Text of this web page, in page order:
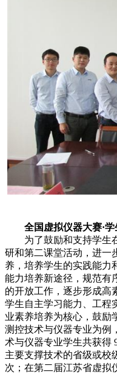
全国虚拟仪器大赛·
为了鼓励和支持学生在
研和第二课堂活动，进一
养，培养学生的实践能力
能力培养新途径，规范有
的开放工作，逐步形成高
学生自主学习能力、工程
业素养培养为核心，鼓励
测控技术与仪器专业为例
术与仪器专业学生共获得
主要支撑技术的省级或校
次；在第二届江苏省虚拟